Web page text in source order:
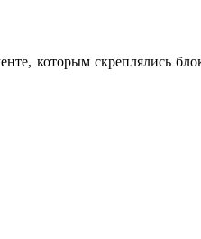
которым скреплялись